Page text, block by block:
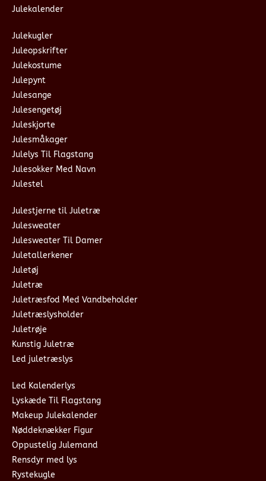
Julekalender
Julekugler
Juleopskrifter
Julekostume
Julepynt
Julesange
Julesengetøj
Juleskjorte
Julesmåkager
Julelys Til Flagstang
Julesokker Med Navn
Julestel
Julestjerne til Juletræ
Julesweater
Julesweater Til Damer
Juletallerkener
Juletøj
Juletræ
Juletræsfod Med Vandbeholder
Juletræslysholder
Juletrøje
Kunstig Juletræ
Led juletræslys
Led Kalenderlys
Lyskæde Til Flagstang
Makeup Julekalender
Nøddeknækker Figur
Oppustelig Julemand
Rensdyr med lys
Rystekugle